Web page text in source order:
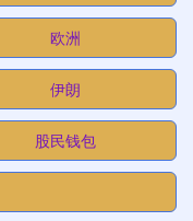
欧洲
伊朗
股民钱包